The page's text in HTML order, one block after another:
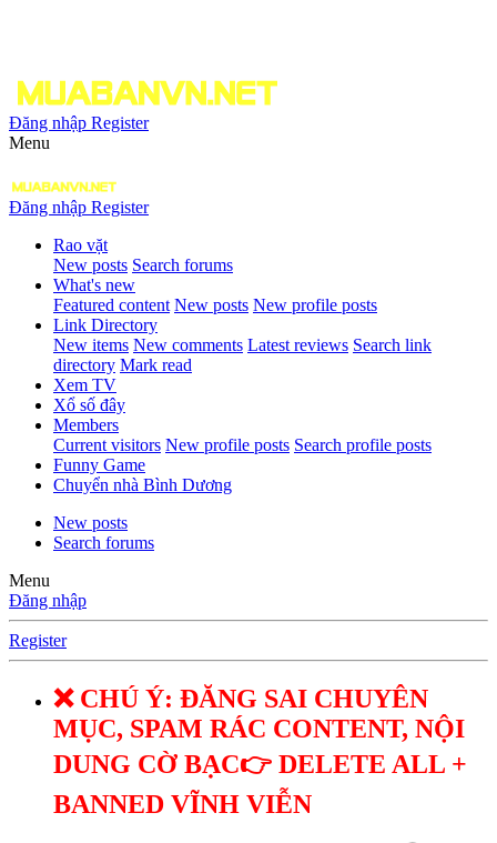
Đăng nhập Register
Menu
Đăng nhập Register
Rao vặt
New posts Search forums
What's new
Featured content New posts New profile posts
Link Directory
New items New comments Latest reviews Search link
directory Mark read
Xem TV
Xổ số đây
Members
Current visitors New profile posts Search profile posts
Funny Game
Chuyển nhà Bình Dương
New posts
Search forums
Menu
Đăng nhập
Register
❌ CHÚ Ý: ĐĂNG SAI CHUYÊN
MỤC, SPAM RÁC CONTENT, NỘI
DUNG CỜ BẠC👉 DELETE ALL +
BANNED VĨNH VIỄN